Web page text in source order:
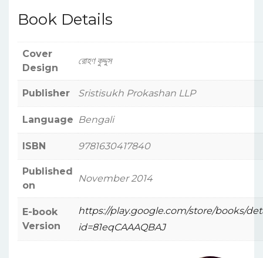
Book Details
Cover
Design
রোহণ কুদ্দুস
Publisher Sristisukh Prokashan LLP
Language Bengali
ISBN 9781630417840
Published
on
November 2014
E-book
Version
https://play.google.com/store/books/
id=81eqCAAAQBAJ